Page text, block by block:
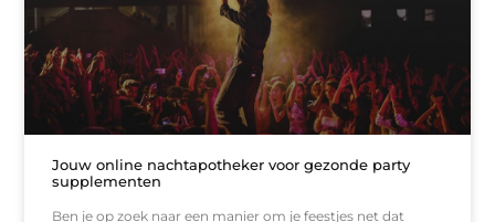
Jouw online nachtapotheker voor gezonde party
supplementen
Ben je op zoek naar een manier om je feestjes net dat